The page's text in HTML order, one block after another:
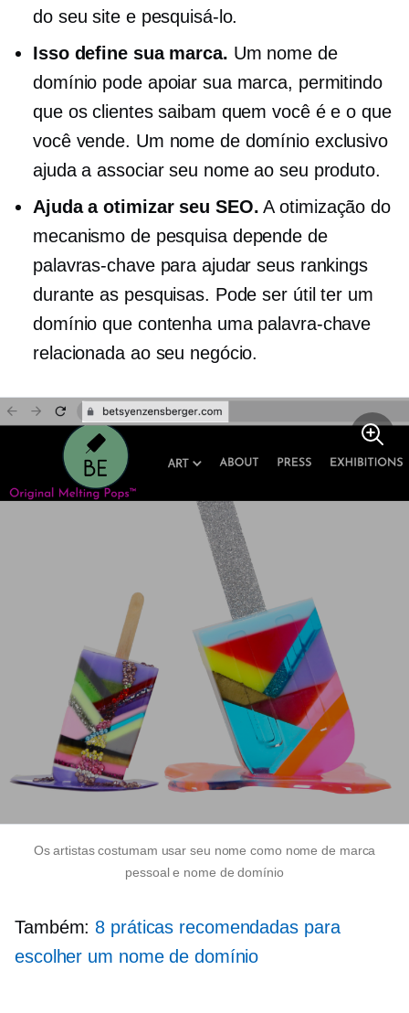
do seu site e pesquisá-lo.
Isso define sua marca. Um nome de
domínio pode apoiar sua marca, permitindo
que os clientes saibam quem você é e o que
você vende. Um nome de domínio exclusivo
ajuda a associar seu nome ao seu produto.
Ajuda a otimizar seu SEO. A otimização do
mecanismo de pesquisa depende de
palavras-chave para ajudar seus rankings
durante as pesquisas. Pode ser útil ter um
domínio que contenha uma palavra-chave
relacionada ao seu negócio.
Os artistas costumam usar seu nome como nome de marca
pessoal e nome de domínio
Também: 8 práticas recomendadas para
escolher um nome de domínio